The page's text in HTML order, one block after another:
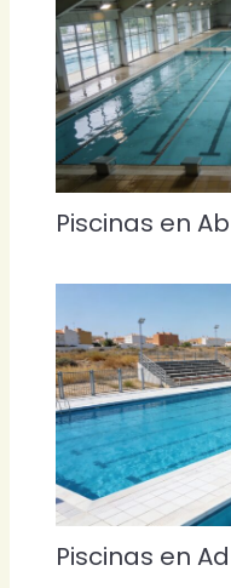
Piscinas en
Piscinas en